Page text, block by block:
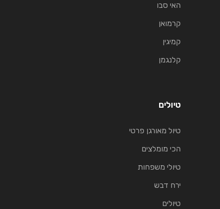
האי סבו
קרמואן
קמיגין
קלנגמן
טיולים
טיול מאורגן פרטי
הכי מומלצים
טיולי משפחות
ירח דבש
טיולים